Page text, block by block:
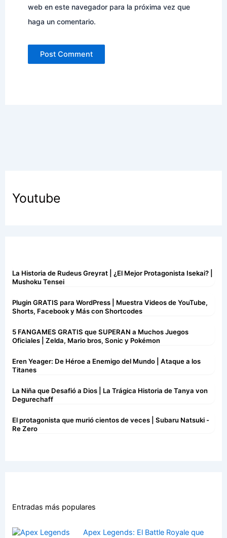
web en este navegador para la próxima vez que
haga un comentario.
Youtube
La Historia de Rudeus Greyrat | ¿El Mejor Protagonista Isekai? |
Mushoku Tensei
Plugin GRATIS para WordPress | Muestra Videos de YouTube,
Shorts, Facebook y Más con Shortcodes
5 FANGAMES GRATIS que SUPERAN a Muchos Juegos
Oficiales | Zelda, Mario bros, Sonic y Pokémon
Eren Yeager: De Héroe a Enemigo del Mundo | Ataque a los
Titanes
La Niña que Desafió a Dios | La Trágica Historia de Tanya von
Degurechaff
El protagonista que murió cientos de veces | Subaru Natsuki -
Re Zero
Entradas más populares
Apex Legends: El Battle Royale que